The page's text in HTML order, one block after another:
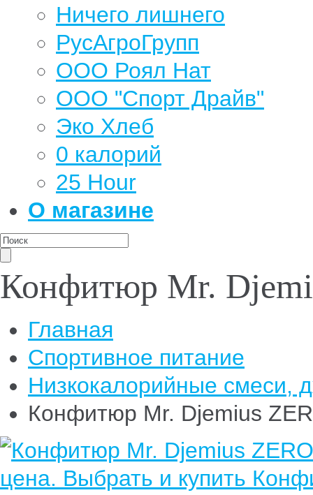
Ничего лишнего
РусАгроГрупп
ООО Роял Нат
ООО "Спорт Драйв"
Эко Хлеб
0 калорий
25 Hour
О магазине
Конфитюр Mr.
Главная
Спортивное питание
Низкокалорийные смеси,
Конфитюр Mr. Djemius